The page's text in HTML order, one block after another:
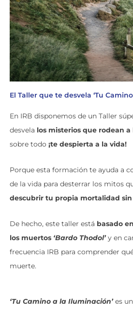
El Taller que te desvela ‘Tu
En IRB disponemos de un Taller
desvela los misterios que rodean
sobre todo ¡te despierta a la vida!
Porque esta formación te ayuda a
de la vida para desterrar los mitos
descubrir tu propia mortalidad
De hecho, este taller está basado
los muertos ‘Bardo Thodol’y en
frecuencia IRB para comprender
muerte.
‘Tu Camino a la Iluminación’es